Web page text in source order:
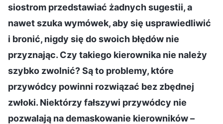
siostrom przedstawiać żadnych sugestii, a
nawet szuka wymówek, aby się usprawiedliwić
i bronić, nigdy się do swoich błędów nie
przyznając. Czy takiego kierownika nie należy
szybko zwolnić? Są to problemy, które
przywódcy powinni rozwiązać bez zbędnej
zwłoki. Niektórzy fałszywi przywódcy nie
pozwalają na demaskowanie kierowników –